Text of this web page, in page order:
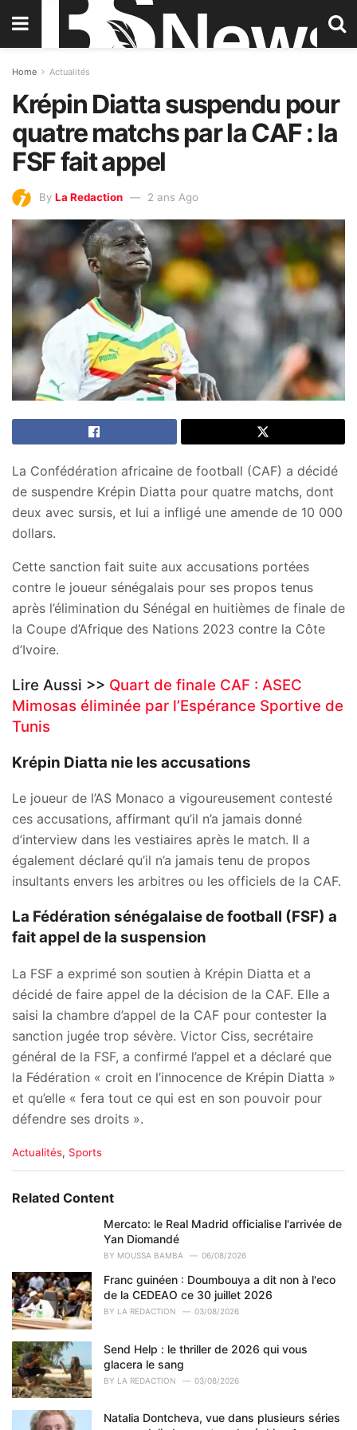
Home Actualités
Krépin Diatta suspendu pour
quatre matchs par la CAF : la
FSF fait appel
By La Redaction 2 ans Ago
La Confédération africaine de football (CAF) a décidé
de suspendre Krépin Diatta pour quatre matchs, dont
deux avec sursis, et lui a infligé une amende de 10 000
dollars.
Cette sanction fait suite aux accusations portées
contre le joueur sénégalais pour ses propos tenus
après l’élimination du Sénégal en huitièmes de finale de
la Coupe d’Afrique des Nations 2023 contre la Côte
d’Ivoire.
Lire Aussi >> Quart de finale CAF : ASEC
Mimosas éliminée par l’Espérance Sportive de
Tunis
Krépin Diatta nie les accusations
Le joueur de l’AS Monaco a vigoureusement contesté
ces accusations, affirmant qu’il n’a jamais donné
d’interview dans les vestiaires après le match. Il a
également déclaré qu’il n’a jamais tenu de propos
insultants envers les arbitres ou les officiels de la CAF.
La Fédération sénégalaise de football (FSF) a
fait appel de la suspension
La FSF a exprimé son soutien à Krépin Diatta et a
décidé de faire appel de la décision de la CAF. Elle a
saisi la chambre d’appel de la CAF pour contester la
sanction jugée trop sévère. Victor Ciss, secrétaire
général de la FSF, a confirmé l’appel et a déclaré que
la Fédération « croit en l’innocence de Krépin Diatta »
et qu’elle « fera tout ce qui est en son pouvoir pour
défendre ses droits ».
C
e
s
:
Actualités, Sports
Related Content
Mercato: le Real Madrid officialise l'arrivée de
Yan Diomandé
BY MOUSSA BAMBA 06/08/2026
Franc guinéen : Doumbouya a dit non à l'eco
de la CEDEAO ce 30 juillet 2026
BY LA REDACTION 03/08/2026
Send Help : le thriller de 2026 qui vous
glacera le sang
BY LA REDACTION 03/08/2026
Natalia Dontcheva, vue dans plusieurs séries